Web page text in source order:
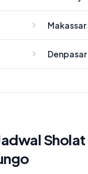
Makassar
Denpasar
Sholat